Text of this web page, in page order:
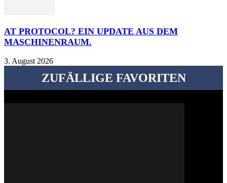
AT PROTOCOL? EIN UPDATE AUS DEM
MASCHINENRAUM.
3. August 2026
ZUFÄLLIGE FAVORITEN